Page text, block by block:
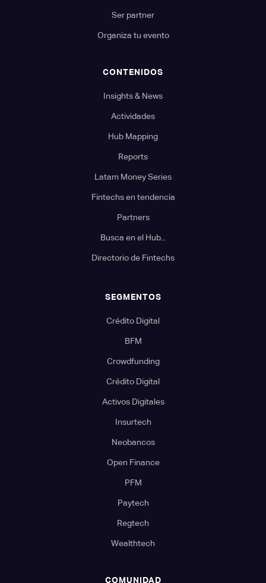
Ser partner
Organiza tu evento
CONTENIDOS
Insights & News
Actividades
Hub Mapping
Reports
Latam Money Series
Fintechs en tendencia
Partners
Busca en el Hub...
Directorio de Fintechs
SEGMENTOS
Crédito Digital
BFM
Crowdfunding
Crédito Digital
Activos Digitales
Insurtech
Neobancos
Open Finance
PFM
Paytech
Regtech
Wealthtech
COMUNIDAD